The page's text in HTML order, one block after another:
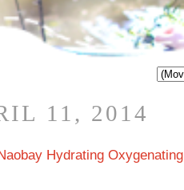
11, 2014
Hydrating